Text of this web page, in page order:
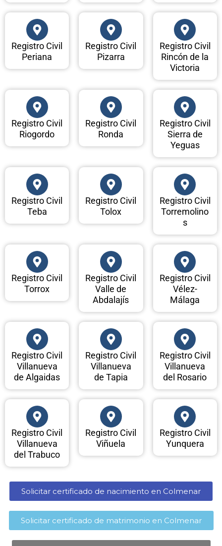
Registro Civil
Periana
Registro Civil
Pizarra
Registro Civil
Rincón de la
Victoria
Registro Civil
Riogordo
Registro Civil
Ronda
Registro Civil
Sierra de
Yeguas
Registro Civil
Teba
Registro Civil
Tolox
Registro Civil
Torremolino
s
Registro Civil
Torrox
Registro Civil
Valle de
Abdalajís
Registro Civil
Vélez-
Málaga
Registro Civil
Villanueva
de Algaidas
Registro Civil
Villanueva
de Tapia
Registro Civil
Villanueva
del Rosario
Registro Civil
Villanueva
del Trabuco
Registro Civil
Viñuela
Registro Civil
Yunquera
Solicitar certificado de nacimiento en Colmenar​
Solicitar certificado de matrimonio en Colmenar​